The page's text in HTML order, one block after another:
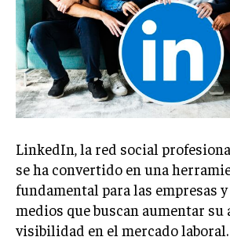
across the globe. With any subscription
toexclusive articlesthat let you stay
Your Profile
NEWS LIFESTYLE PUBLIC
LinkedIn, la red social
se ha convertido en una
fundamental para las empresas
medios que buscan aumentar su
visibilidad en el mercado laboral.